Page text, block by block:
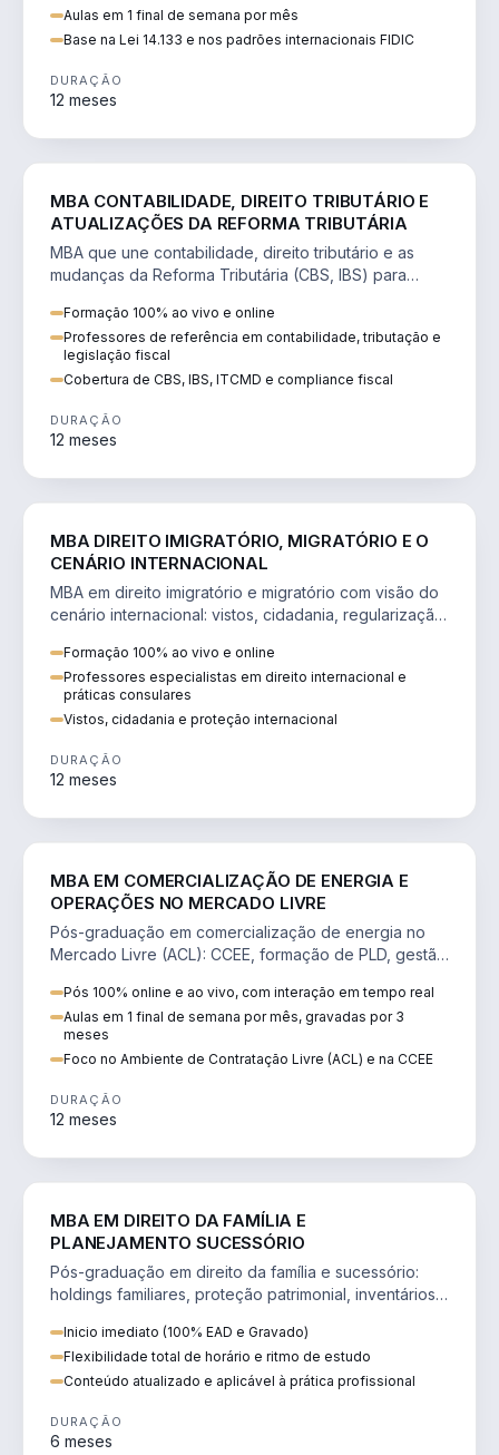
Aulas em 1 final de semana por mês
Base na Lei 14.133 e nos padrões internacionais FIDIC
DURAÇÃO
12 meses
MBA CONTABILIDADE, DIREITO TRIBUTÁRIO E
ATUALIZAÇÕES DA REFORMA TRIBUTÁRIA
MBA que une contabilidade, direito tributário e as
mudanças da Reforma Tributária (CBS, IBS) para
Formação 100% ao vivo e online
Professores de referência em contabilidade, tributação e
legislação fiscal
Cobertura de CBS, IBS, ITCMD e compliance fiscal
DURAÇÃO
12 meses
MBA DIREITO IMIGRATÓRIO, MIGRATÓRIO E O
CENÁRIO INTERNACIONAL
MBA em direito imigratório e migratório com visão do
cenário internacional: vistos, cidadania, regularização
Formação 100% ao vivo e online
Professores especialistas em direito internacional e
práticas consulares
Vistos, cidadania e proteção internacional
DURAÇÃO
12 meses
MBA EM COMERCIALIZAÇÃO DE ENERGIA E
OPERAÇÕES NO MERCADO LIVRE
Pós-graduação em comercialização de energia no
Mercado Livre (ACL): CCEE, formação de PLD, gestão
Pós 100% online e ao vivo, com interação em tempo real
Aulas em 1 final de semana por mês, gravadas por 3
meses
Foco no Ambiente de Contratação Livre (ACL) e na CCEE
DURAÇÃO
12 meses
MBA EM DIREITO DA FAMÍLIA E
PLANEJAMENTO SUCESSÓRIO
Pós-graduação em direito da família e sucessório:
holdings familiares, proteção patrimonial, inventários
Inicio imediato (100% EAD e Gravado)
Flexibilidade total de horário e ritmo de estudo
Conteúdo atualizado e aplicável à prática profissional
DURAÇÃO
6 meses